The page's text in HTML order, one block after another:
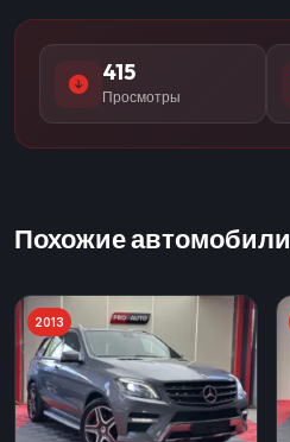
415
Просмотры
Похожие автомобили
2013